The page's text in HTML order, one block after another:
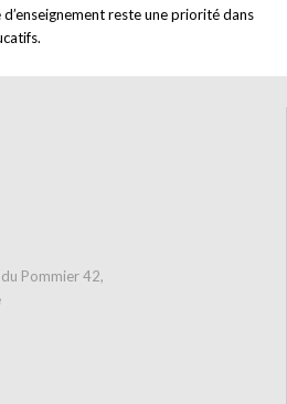
reste une priorité dans
Pommier 42,